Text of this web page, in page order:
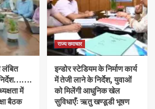
लंबित
में
बैठक
राज्य समाचार
इन्डोर स्टेडियम के निर्माण कार्य
में तेजी लाने के निर्देश, युवाओं
को मिलेंगी आधुनिक खेल
सुविधाएँः ऋतु खण्डूडी भूषण